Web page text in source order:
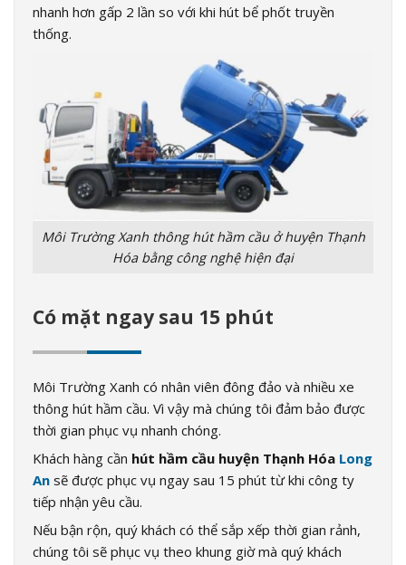
nhanh hơn gấp 2 lần so với khi hút bể phốt truyền
thống.
Môi Trường Xanh thông hút hầm cầu ở huyện Thạnh
Hóa bằng công nghệ hiện đại
Có mặt ngay sau 15 phút
Môi Trường Xanh có nhân viên đông đảo và nhiều xe
thông hút hầm cầu. Vì vậy mà chúng tôi đảm bảo được
thời gian phục vụ nhanh chóng.
Khách hàng cần hút hầm cầu huyện Thạnh Hóa Long
An sẽ được phục vụ ngay sau 15 phút từ khi công ty
tiếp nhận yêu cầu.
Nếu bận rộn, quý khách có thể sắp xếp thời gian rảnh,
chúng tôi sẽ phục vụ theo khung giờ mà quý khách